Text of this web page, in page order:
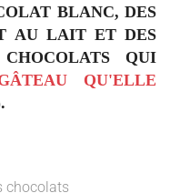
BLANC, DES
AU LAIT ET DES
QUI
QU'ELLE